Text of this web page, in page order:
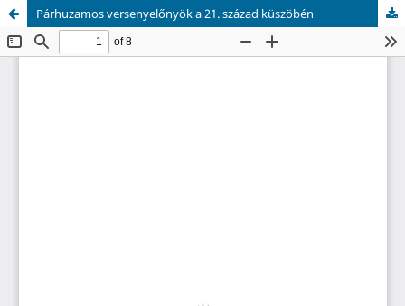
Párhuzamos versenyelőnyök a 21. század küszöbén